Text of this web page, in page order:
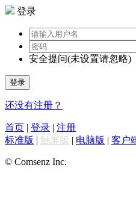
登录
安全提问(未设置请忽略)
登录
还没有注册？
首页 | 登录 | 注册
标准版 | 触屏版 | 电脑版 | 客户
© Comsenz Inc.